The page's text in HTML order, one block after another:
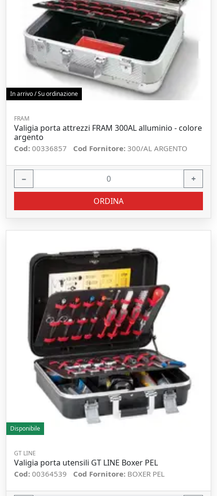
In arrivo / Su ordinazione
FRAM
Valigia porta attrezzi FRAM 300AL alluminio - colore
argento
Cod: 00336857 Cod Fornitore: 300/AL ARGENTO
− +
ORDINA
Disponibile
GT LINE
Valigia porta utensili GT LINE Boxer PEL
Cod: 00364539 Cod Fornitore: BOXER PEL